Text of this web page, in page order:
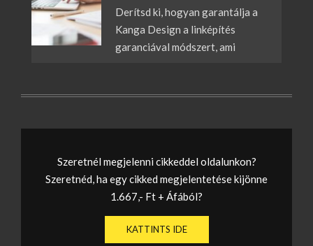
Derítsd ki, hogyan garantálja a
Kanga Design a linképítés
garanciával módszert, ami
Szeretnél megjelenni cikkeddel oldalunkon?
Szeretnéd, ha egy cikked megjelentetése kijönne
1.667,- Ft + Áfából?
KATTINTS IDE